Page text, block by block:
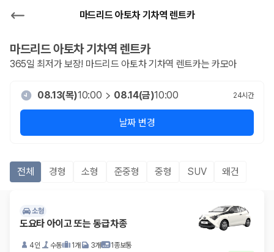
마드리드 아토차 기차역 렌트카
마드리드 아토차 기차역 렌트카
365일 최저가 보장! 마드리드 아토차 기차역 렌트카는 카모아
08.13(목)10:00 08.14(금)10:00 24시간
날짜 변경
전체 경형 소형 준중형 중형 SUV 왜건
소형
도요타 아이고 또는 동급차종
4인 수동 1개 3개 1종보통